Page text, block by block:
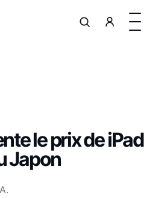
le prix de iPad
Japon